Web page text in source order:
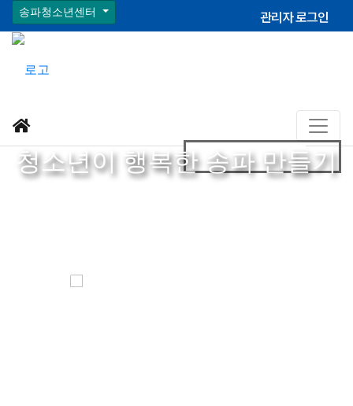
송파청소년센터 관리자 로그인
청소년이 행복한 송파 만들기